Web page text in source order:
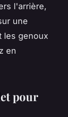
l'arrière,
une
les genoux
en
pour